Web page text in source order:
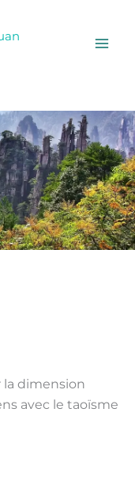
la dimension
avec le taoïsme